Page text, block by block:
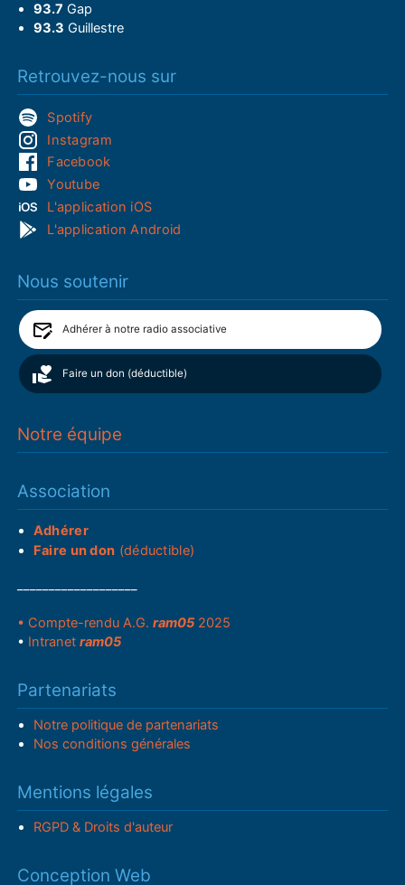
93.7 Gap
93.3 Guillestre
Retrouvez-nous sur
Spotify
Instagram
Facebook
Youtube
L'application iOS
L'application Android
Nous soutenir
Adhérer à notre radio associative
Faire un don (déductible)
Notre équipe
Association
Adhérer
Faire un don (déductible)
• Compte-rendu A.G.ram05 2025
• Intranetram05
Partenariats
Notre politique de partenariats
Nos conditions générales
Mentions légales
RGPD & Droits d'auteur
Conception Web